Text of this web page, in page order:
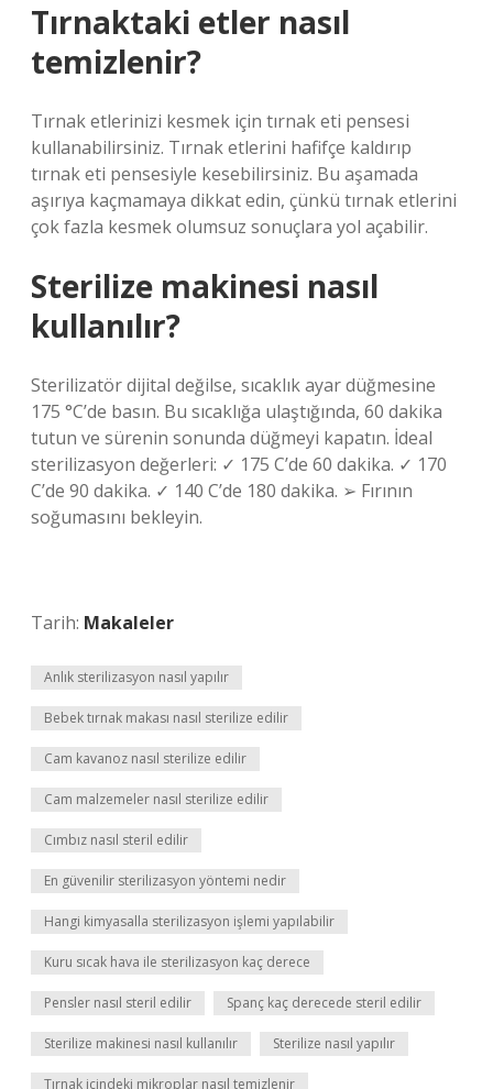
Tırnaktaki etler nasıl
temizlenir?
Tırnak etlerinizi kesmek için tırnak eti pensesi
kullanabilirsiniz. Tırnak etlerini hafifçe kaldırıp
tırnak eti pensesiyle kesebilirsiniz. Bu aşamada
aşırıya kaçmamaya dikkat edin, çünkü tırnak etlerini
çok fazla kesmek olumsuz sonuçlara yol açabilir.
Sterilize makinesi nasıl
kullanılır?
Sterilizatör dijital değilse, sıcaklık ayar düğmesine
175 °C’de basın. Bu sıcaklığa ulaştığında, 60 dakika
tutun ve sürenin sonunda düğmeyi kapatın. İdeal
sterilizasyon değerleri: ✓ 175 C’de 60 dakika. ✓ 170
C’de 90 dakika. ✓ 140 C’de 180 dakika. ➢ Fırının
soğumasını bekleyin.
Tarih: Makaleler
Anlık sterilizasyon nasıl yapılır
Bebek tırnak makası nasıl sterilize edilir
Cam kavanoz nasıl sterilize edilir
Cam malzemeler nasıl sterilize edilir
Cımbız nasıl steril edilir
En güvenilir sterilizasyon yöntemi nedir
Hangi kimyasalla sterilizasyon işlemi yapılabilir
Kuru sıcak hava ile sterilizasyon kaç derece
Pensler nasıl steril edilir Spanç kaç derecede steril edilir
Sterilize makinesi nasıl kullanılır Sterilize nasıl yapılır
Tırnak içindeki mikroplar nasıl temizlenir